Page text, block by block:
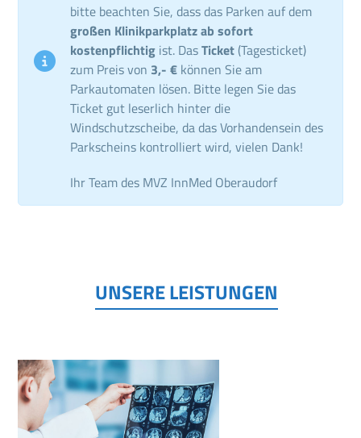
bitte beachten Sie, dass das Parken auf dem
großen Klinikparkplatz ab sofort
kostenpflichtig ist. DasTicket (Tagesticket)
zum Preis von 3,- € können Sie am
Parkautomaten lösen. Bitte legen Sie das
Ticket gut leserlich hinter die
Windschutzscheibe, da das Vorhandensein des
Parkscheins kontrolliert wird, vielen Dank!
Ihr Team des MVZ InnMed Oberaudorf
UNSERE LEISTUNGEN